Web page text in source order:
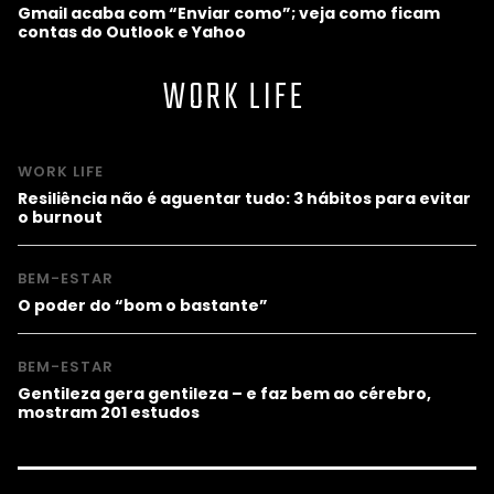
Gmail acaba com “Enviar como”; veja como ficam
contas do Outlook e Yahoo
WORK LIFE
WORK LIFE
Resiliência não é aguentar tudo: 3 hábitos para evitar
o burnout
BEM-ESTAR
O poder do “bom o bastante”
BEM-ESTAR
Gentileza gera gentileza – e faz bem ao cérebro,
mostram 201 estudos